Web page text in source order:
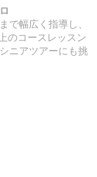
で幅広く指導し、
のコースレッスン
ニアツアーにも挑